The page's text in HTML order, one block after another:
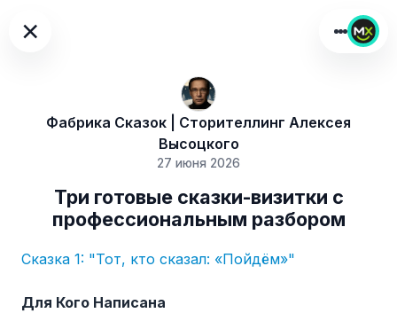
×
Фабрика Сказок | Сторителлинг Алексея
Высоцкого
27 июня 2026
Три готовые сказки-визитки с
профессиональным разбором
Сказка 1: "Тот, кто сказал: «Пойдём»"
Для Кого Написана